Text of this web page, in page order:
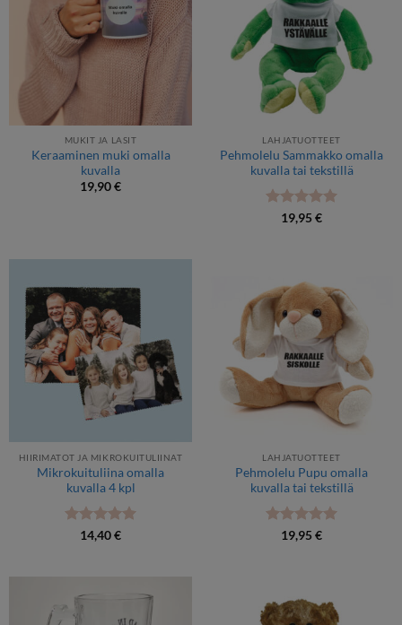
MUKIT JA LASIT
Keraaminen muki omalla
kuvalla
19,90€
LAHJATUOTTEET
Pehmolelu Sammakko omalla
kuvalla tai tekstillä
Arvostelu
19,95€
HIIRIMATOT JA MIKROKUITULIINAT
Mikrokuituliina omalla
kuvalla 4 kpl
Arvostelu
14,40€
LAHJATUOTTEET
Pehmolelu Pupu omalla
kuvalla tai tekstillä
Arvostelu
19,95€